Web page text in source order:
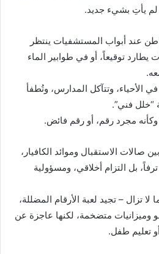
لم يأتِ بشيء جديد.
عند أبواب المستشفيات ينتظر
يطارد توقيعاً، أو في طوابير الماء
الأحياء، وتتآكل المدارس، وتُطفأ
“خلل فني”.
مجرد رقم، أو رقم فائض.
صالات الاستقبال وموائد الكافيار،
بل التزام أخلاقي، ومسؤولية
تزال – تجيد لعبة الأرقام المضللة،
متضخمة، لكنها عاجزة عن
تعليم طفل.